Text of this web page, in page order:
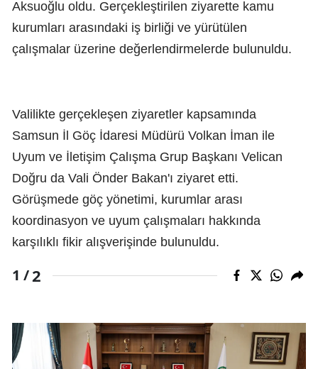
Aksuoğlu oldu. Gerçekleştirilen ziyarette kamu
kurumları arasındaki iş birliği ve yürütülen
çalışmalar üzerine değerlendirmelerde bulunuldu.
Valilikte gerçekleşen ziyaretler kapsamında
Samsun İl Göç İdaresi Müdürü Volkan İman ile
Uyum ve İletişim Çalışma Grup Başkanı Velican
Doğru da Vali Önder Bakan'ı ziyaret etti.
Görüşmede göç yönetimi, kurumlar arası
koordinasyon ve uyum çalışmaları hakkında
karşılıklı fikir alışverişinde bulunuldu.
1 /2